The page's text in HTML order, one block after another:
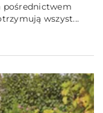
pośrednictwem
wszyst...